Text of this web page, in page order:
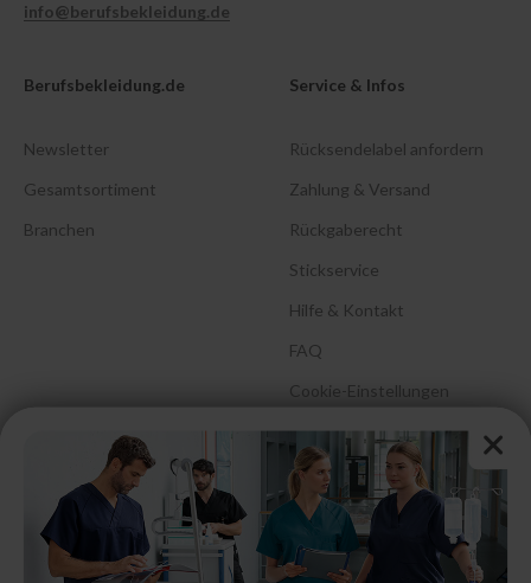
info@berufsbekleidung.de
Berufsbekleidung.de
Newsletter
Gesamtsortiment
Branchen
Service & Infos
Rücksendelabel anfordern
Zahlung & Versand
Rückgaberecht
Stickservice
Hilfe & Kontakt
FAQ
Cookie-Einstellungen
Barrierefreiheitserklärung
Größenberatung &
Pflegehinweise